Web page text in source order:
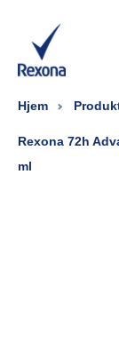
Hjem
Rexona 72h
ml